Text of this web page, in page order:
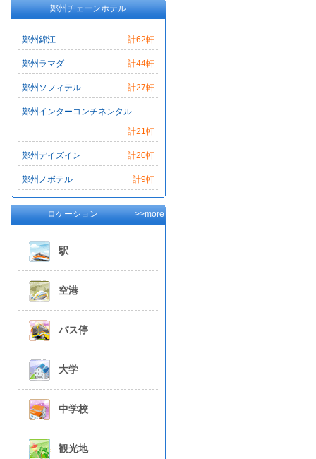
鄭州チェーンホテル
鄭州錦江 計62軒
鄭州ラマダ 計44軒
鄭州ソフィテル 計27軒
鄭州インターコンチネンタル
計21軒
鄭州デイズイン 計20軒
鄭州ノボテル 計9軒
ロケーション >>more
駅
空港
バス停
大学
中学校
観光地